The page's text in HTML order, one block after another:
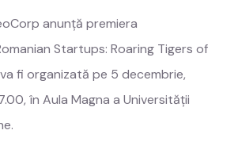
anunță premiera
Startups: Roaring Tigers of
fi organizată pe 5 decembrie,
în Aula Magna a Universității